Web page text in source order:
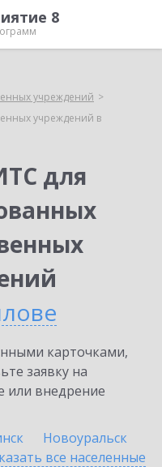
8
учреждений
учреждений в
для
карточками,
заявку на
или внедрение
Новоуральск
все населенные